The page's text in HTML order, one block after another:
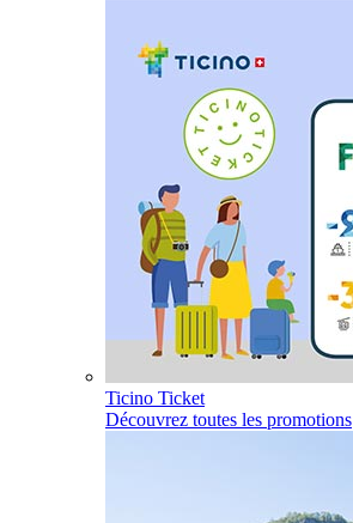
Ticino Ticket
Découvrez toutes les promotions